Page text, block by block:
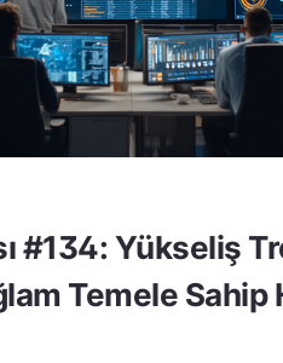
#134: Yükseliş
Temele Sahip